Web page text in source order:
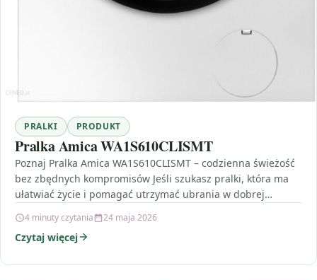
PRALKI PRODUKT
Pralka Amica WA1S610CLISMT
Poznaj Pralka Amica WA1S610CLISMT – codzienna świeżość
bez zbędnych kompromisów Jeśli szukasz pralki, która ma
ułatwiać życie i pomagać utrzymać ubrania w dobrej
4 minuty czytania 24 maja 2026
Czytaj więcej